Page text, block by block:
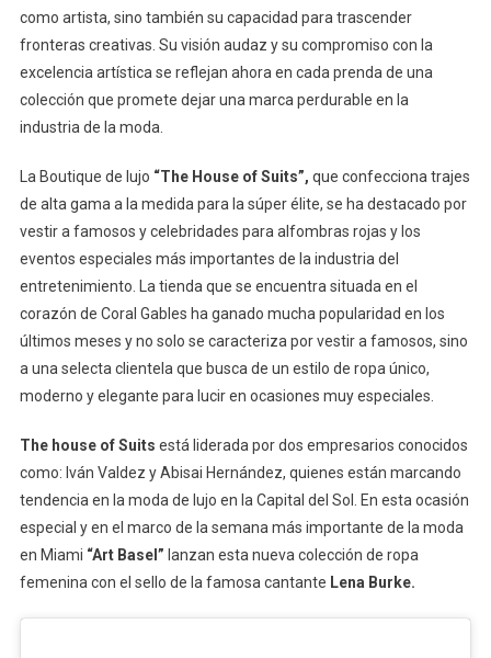
como artista, sino también su capacidad para trascender
fronteras creativas. Su visión audaz y su compromiso con la
excelencia artística se reflejan ahora en cada prenda de una
colección que promete dejar una marca perdurable en la
industria de la moda.
La Boutique de lujo “The House of Suits”, que confecciona trajes
de alta gama a la medida para la súper élite, se ha destacado por
vestir a famosos y celebridades para alfombras rojas y los
eventos especiales más importantes de la industria del
entretenimiento. La tienda que se encuentra situada en el
corazón de Coral Gables ha ganado mucha popularidad en los
últimos meses y no solo se caracteriza por vestir a famosos, sino
a una selecta clientela que busca de un estilo de ropa único,
moderno y elegante para lucir en ocasiones muy especiales.
The house of Suits está liderada por dos empresarios conocidos
como: Iván Valdez y Abisai Hernández, quienes están marcando
tendencia en la moda de lujo en la Capital del Sol. En esta ocasión
especial y en el marco de la semana más importante de la moda
en Miami “Art Basel” lanzan esta nueva colección de ropa
femenina con el sello de la famosa cantante Lena Burke.